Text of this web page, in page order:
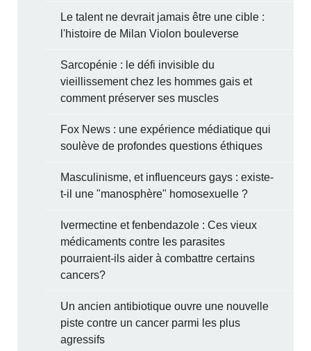
Le talent ne devrait jamais être une cible :
l'histoire de Milan Violon bouleverse
Sarcopénie : le défi invisible du
vieillissement chez les hommes gais et
comment préserver ses muscles
Fox News : une expérience médiatique qui
soulève de profondes questions éthiques
Masculinisme, et influenceurs gays : existe-
t-il une "manosphère" homosexuelle ?
Ivermectine et fenbendazole : Ces vieux
médicaments contre les parasites
pourraient-ils aider à combattre certains
cancers?
Un ancien antibiotique ouvre une nouvelle
piste contre un cancer parmi les plus
agressifs